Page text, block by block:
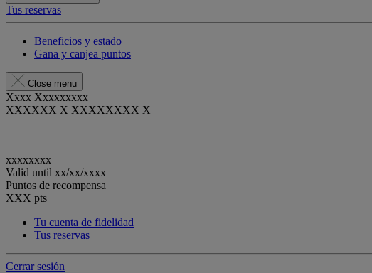
Tus reservas
Beneficios y estado
Gana y canjea puntos
Close menu
Xxxx Xxxxxxxxx
XXXXXX X XXXXXXXX X
xxxxxxxx
Valid until xx/xx/xxxx
Puntos de recompensa
XXX pts
Tu cuenta de fidelidad
Tus reservas
Cerrar sesión